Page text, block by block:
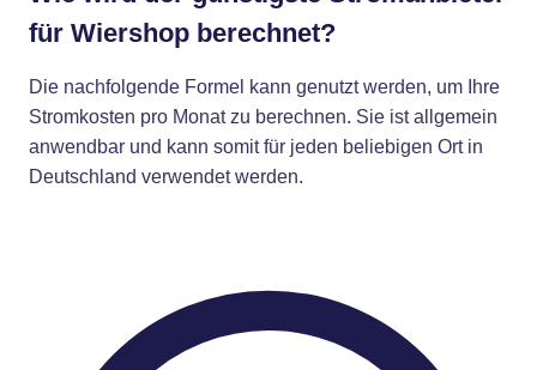
für Wiershop berechnet?
Die nachfolgende Formel kann genutzt werden, um Ihre
Stromkosten pro Monat zu berechnen. Sie ist allgemein
anwendbar und kann somit für jeden beliebigen Ort in
Deutschland verwendet werden.